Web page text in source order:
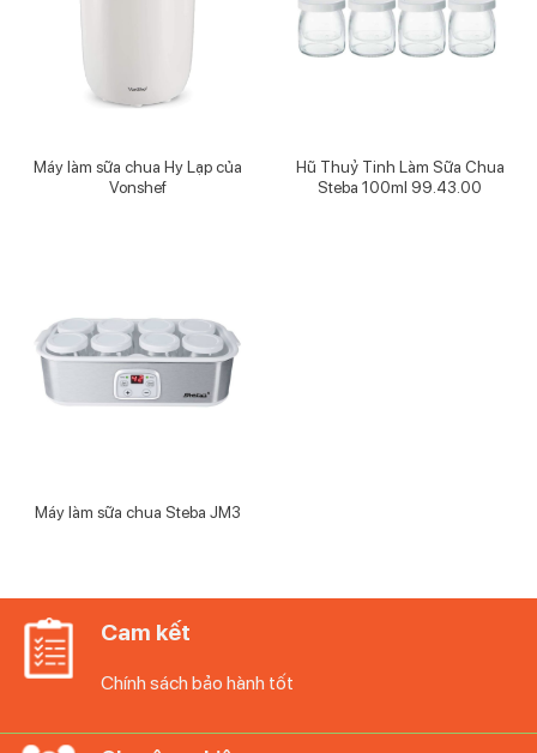
Máy làm sữa chua Hy Lạp của
Vonshef
Hũ Thuỷ Tinh Làm Sữa Chua
Steba 100ml 99.43.00
Máy làm sữa chua Steba JM3
Cam kết
Chính sách bảo hành tốt